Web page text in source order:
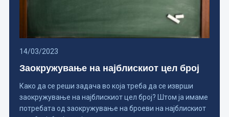
14/03/2023
Заокружување на најблискиот цел број
Како да се реши задача во која треба да се изврши
заокружување на најблискиот цел број? Штом ја имаме
потребата од заокружување на броеви на најблискиот